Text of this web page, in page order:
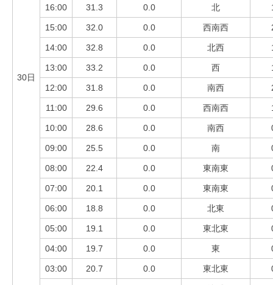
30日
16:00 31.3 0.0 北
15:00 32.0 0.0 西南西
14:00 32.8 0.0 北西
13:00 33.2 0.0 西
12:00 31.8 0.0 南西
11:00 29.6 0.0 西南西
10:00 28.6 0.0 南西
09:00 25.5 0.0 南
08:00 22.4 0.0 東南東
07:00 20.1 0.0 東南東
06:00 18.8 0.0 北東
05:00 19.1 0.0 東北東
04:00 19.7 0.0 東
03:00 20.7 0.0 東北東